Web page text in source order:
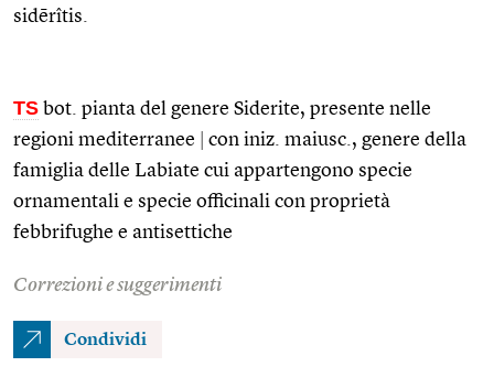
sidērîtis.
TS bot. pianta del genere Siderite, presente nelle
regioni mediterranee
con iniz. maiusc., genere della
famiglia delle Labiate cui appartengono specie
ornamentali e specie officinali con proprietà
febbrifughe e antisettiche
Correzioni e suggerimenti
Condividi